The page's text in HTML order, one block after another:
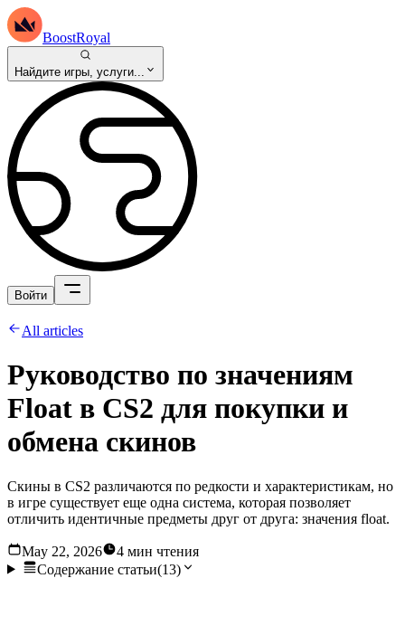
BoostRoyal
Найдите игры, услуги...
Войти
All articles
Руководство по значениям
Float в CS2 для покупки и
обмена скинов
Скины в CS2 различаются по редкости и характеристикам, но
в игре существует еще одна система, которая позволяет
отличить идентичные предметы друг от друга: значения float.
May 22, 2026
4 мин чтения
Содержание статьи(13)